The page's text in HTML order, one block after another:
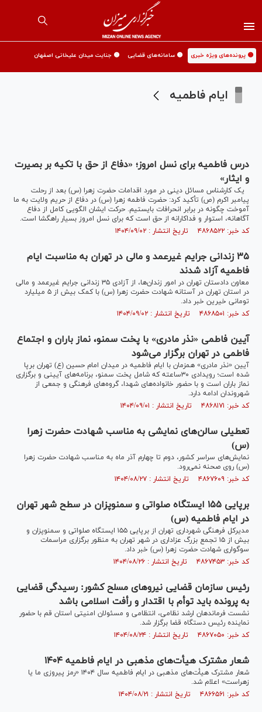
🟡 پرونده‌های ویژه خبری 🟡 سامانه‌های قضایی 🟡 جنایت میدان علیخانی اصفهان
ایام فاطمیه
درس فاطمیه برای نسل امروز؛ «دفاع از حق با تکیه بر بصیرت
و ایثار»
یک کارشناس مسائل دینی در مورد اقدامات حضرت زهرا (س) بعد از رحلت
پیامبر اکرم (ص) تأکید کرد: حضرت فاطمه زهرا (س) در دفاع از حریم ولایت به ما
آموخت چگونه در برابر انحرافات بایستیم. حرکت ایشان الگویی کامل از دفاع
آگاهانه، استوار و فداکارانه از حق است که برای نسل امروز بسیار راهگشا است.
کد خبر: ۴۸۶۸۵۲۲ تاریخ انتشار : ۱۴۰۴/۰۹/۰۲
۳۵ زندانی جرایم غیرعمد و مالی در تهران به مناسبت ایام
فاطمیه آزاد شدند
معاون دادستان تهران در امور زندان‌ها، از آزادی ۳۵ زندانی جرایم غیرعمد و مالی
در استان تهران در آستانه شهادت حضرت زهرا (س) با کمک بیش از ۵ میلیارد
تومانی خیرین خبر داد.
کد خبر: ۴۸۶۸۵۰۱ تاریخ انتشار : ۱۴۰۴/۰۹/۰۲
آیین فاطمی «نذر مادری» با پخت سمنو، نماز باران و اجتماع
فاطمی در تهران برگزار می‌شود
آیین «نذر مادری» همزمان با ایام فاطمیه در میدان امام حسین (ع) تهران برپا
شده است؛ رویدادی ۳۰ساعته که شامل پخت سمنو، برنامه‌های آیینی و برگزاری
نماز باران است و با حضور خانواده‌های شهدا، گروه‌های فرهنگی و جمعی از
شهروندان ادامه دارد.
کد خبر: ۴۸۶۸۱۷۱ تاریخ انتشار : ۱۴۰۴/۰۹/۰۱
تعطیلی سالن‌های نمایشی به مناسب شهادت حضرت زهرا
(س)
نمایش‌های سراسر کشور، دوم تا چهارم آذر ماه به مناسب شهادت حضرت زهرا
(س) روی صحنه نمی‌رود.
کد خبر: ۴۸۶۷۶۰۹ تاریخ انتشار : ۱۴۰۴/۰۸/۲۷
برپایی ۱۵۵ ایستگاه صلواتی و سمنوپزان در سطح شهر تهران
در ایام فاطمیه (س)
مدیرکل فرهنگی شهرداری تهران از برپایی ۱۵۵ ایستگاه صلواتی و سمنوپزان و
بیش از ۱۵ تجمع بزرگ عزاداری در شهر تهران به منظور برگزاری مراسمات
سوگواری شهادت حضرت زهرا (س) خبر داد.
کد خبر: ۴۸۶۷۴۵۳ تاریخ انتشار : ۱۴۰۴/۰۸/۲۶
رئیس سازمان قضایی نیرو‌های مسلح کشور: رسیدگی قضایی
به پرونده باید توأم با اقتدار و رأفت اسلامی باشد
نشست فرماندهان ارشد نظامی، انتظامی و مسئولان امنیتی استان قم با حضور
نماینده رئیس دستگاه قضا برگزار شد.
کد خبر: ۴۸۶۷۰۵۰ تاریخ انتشار : ۱۴۰۴/۰۸/۲۴
شعار مشترک هیأت‌های مذهبی در ایام فاطمیه ۱۴۰۴
شعار مشترک هیأت‌های مذهبی در ایام فاطمیه سال ۱۴۰۴ «رمز پیروزی ما یا
زهراست» اعلام شد.
کد خبر: ۴۸۶۶۵۶۱ تاریخ انتشار : ۱۴۰۴/۰۸/۲۱